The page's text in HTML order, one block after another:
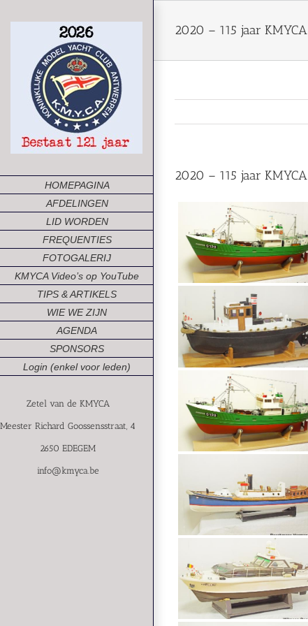
naar
HOMEPAGINA
AFDELINGEN
LID WORDEN
FREQUENTIES
FOTOGALERIJ
KMYCA Video’s op YouTube
TIPS & ARTIKELS
WIE WE ZIJN
AGENDA
SPONSORS
Login (enkel voor leden)
Zetel van de KMYCA
Meester Richard Goossensstraat, 4
2650 EDEGEM
info@kmyca.be
2020 – 115 jaar KMYCA
2020 – 115 jaar KMYCA